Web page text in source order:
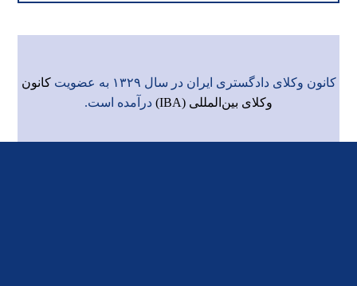
کانون وکلای دادگستری ایران در سال ۱۳۲۹ به عضویت
کانون
وکلای بین‌المللی (IBA)
درآمده است.